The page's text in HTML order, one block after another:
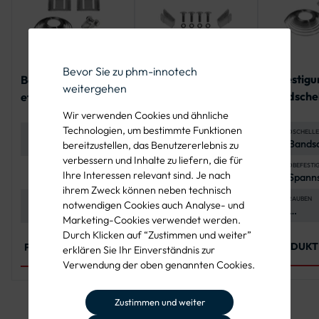
Bevor Sie zu phm-innotech
weitergehen
Wir verwenden Cookies und ähnliche
Technologien, um bestimmte Funktionen
bereitzustellen, das Benutzererlebnis zu
verbessern und Inhalte zu liefern, die für
Ihre Interessen relevant sind. Je nach
ihrem Zweck können neben technisch
notwendigen Cookies auch Analyse- und
Marketing-Cookies verwendet werden.
Durch Klicken auf “Zustimmen und weiter”
erklären Sie Ihr Einverständnis zur
Verwendung der oben genannten Cookies.
Zustimmen und weiter
Bandbefestigungss
et für ein Alform-
Edelstahl
(feuerverzinkt)
ANWENDUNG
Befestigung von 1
Alform-
Verkehrszeichen
2 x Klemmklotz, 2 x
Edelstahllasche, 2 x
Spannschloss, 2 x 1
Meter Stahlband
PRODUKT ANSEHEN
Befestigungsset für
MATERIAL
Edelstahl (A2-70,
A4-70),
korrosionsbeständig
und langlebig
ANWENDUNG
Befestigung von
Alform-
Verkehrszeichen an
Rohrpfosten Ø 60
mm
2 x Alform-
Klemmschelle, 4 x
Flachrundschrauben,
Sechskantmuttern, 4
x Unterlegscheiben
PRODUKT ANSEHEN
BANDSCHELLE
2x
mm,
2x
x 1
SCHRAUBEN
4017